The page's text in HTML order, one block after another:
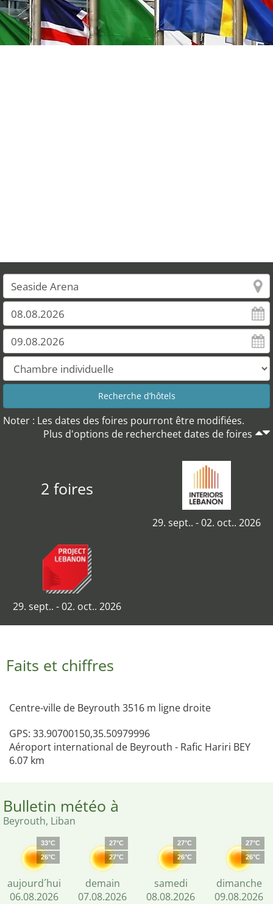
Noter : Les dates des foires pourront être modifiées.
Plus d'options de rechercheet dates de foires
2 foires
29. sept.. - 02. oct.. 2026
29. sept.. - 02. oct.. 2026
Faits et chiffres
Centre-ville de Beyrouth 3516 m ligne droite
GPS: 33.90700150,35.50979996
Aéroport international de Beyrouth - Rafic Hariri BEY
6.07 km
Bulletin météo à
Beyrouth, Liban
33°C
26°C
aujourd´hui
06.08.2026
27°C
27°C
demain
07.08.2026
27°C
26°C
samedi
08.08.2026
27°C
26°C
dimanche
09.08.2026